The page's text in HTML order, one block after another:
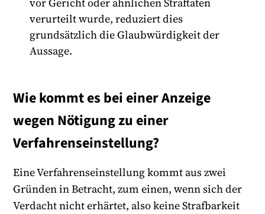
verurteilt wurde, reduziert dies
grundsätzlich die Glaubwürdigkeit der
Aussage.
Wie kommt es bei einer Anzeige
wegen Nötigung zu einer
Verfahrenseinstellung?
Eine Verfahrenseinstellung kommt aus zwei
Gründen in Betracht, zum einen, wenn sich der
Verdacht nicht erhärtet, also keine Strafbarkeit